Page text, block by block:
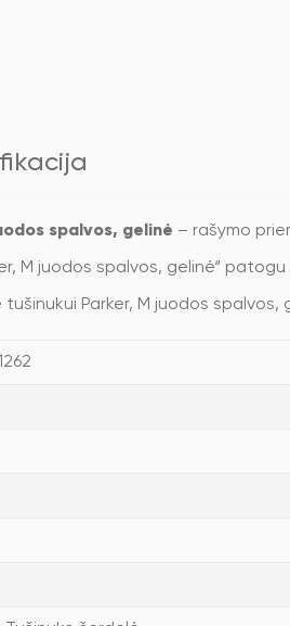
spalvos, gelinė – rašymo
M juodos spalvos, gelinė“
tušinukui Parker, M juodos